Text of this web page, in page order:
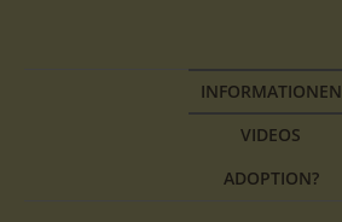
INFORMATIONEN
VIDEOS
ADOPTION?